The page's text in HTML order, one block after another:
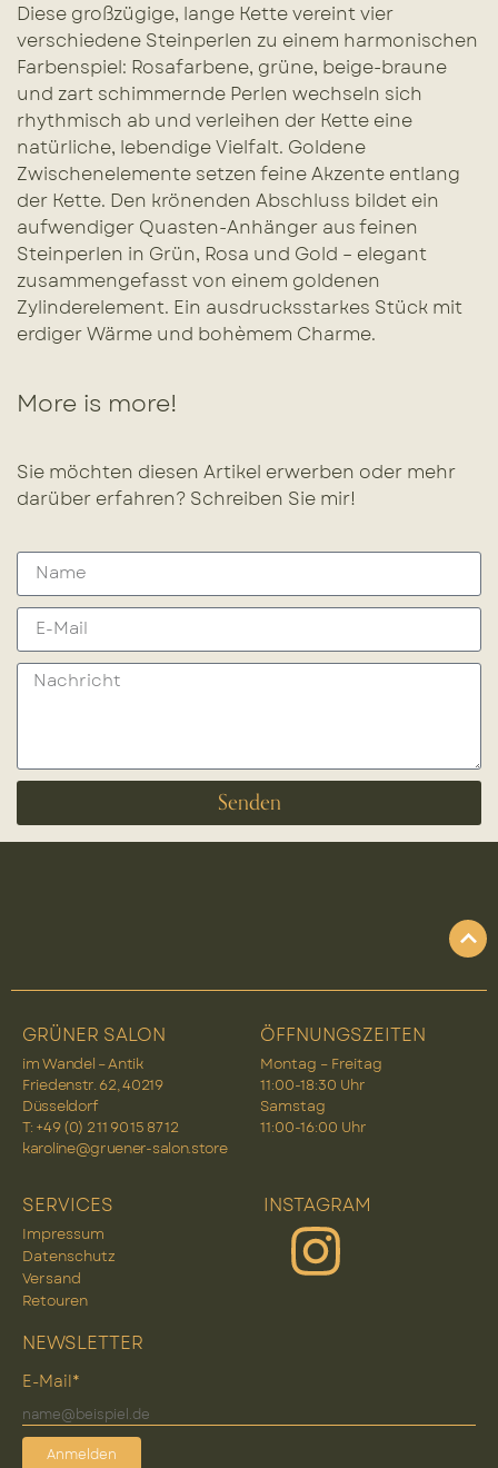
Diese großzügige, lange Kette vereint vier
verschiedene Steinperlen zu einem harmonischen
Farbenspiel: Rosafarbene, grüne, beige-braune
und zart schimmernde Perlen wechseln sich
rhythmisch ab und verleihen der Kette eine
natürliche, lebendige Vielfalt. Goldene
Zwischenelemente setzen feine Akzente entlang
der Kette. Den krönenden Abschluss bildet ein
aufwendiger Quasten-Anhänger aus feinen
Steinperlen in Grün, Rosa und Gold – elegant
zusammengefasst von einem goldenen
Zylinderelement. Ein ausdrucksstarkes Stück mit
erdiger Wärme und bohèmem Charme.
More is more!
Sie möchten diesen Artikel erwerben oder mehr
darüber erfahren? Schreiben Sie mir!
Senden
GRÜNER SALON
im Wandel – Antik
Friedenstr. 62, 40219
Düsseldorf
T: +49 (0) 2 11 90 15 87 12
karoline@gruener-salon.store
ÖFFNUNGSZEITEN
Montag – Freitag
11:00-18:30 Uhr
Samstag
11:00-16:00 Uhr
SERVICES
Impressum
Datenschutz
Versand
Retouren
INSTAGRAM
NEWSLETTER
E-Mail*
Anmelden